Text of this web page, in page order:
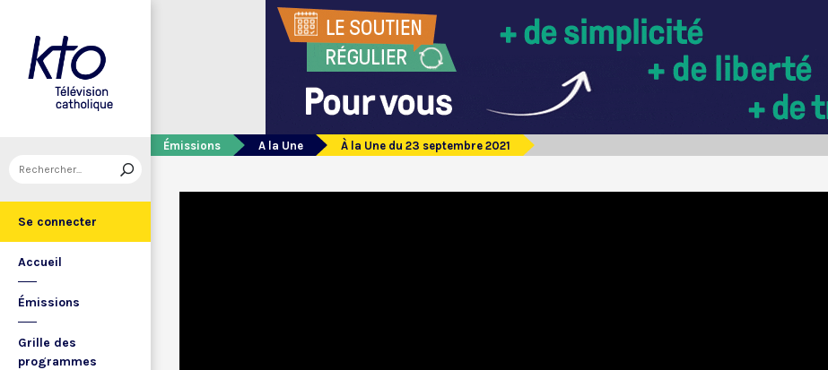
Se connecter
Accueil
Émissions
Grille des
programmes
Émissions A la Une À la Une du 23 septembre 2021